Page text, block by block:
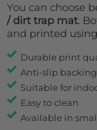
You can choose
/ dirt trap mat.
and printed
Durable print
Anti-slip backing
Suitable for
Easy to clean
Available in